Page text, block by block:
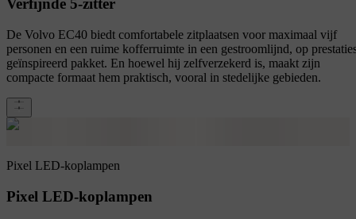
Verfijnde 5-zitter
De Volvo EC40 biedt comfortabele zitplaatsen voor maximaal vijf
personen en een ruime kofferruimte in een gestroomlijnd, op
geïnspireerd pakket. En hoewel hij zelfverzekerd is, maakt zijn
compacte formaat hem praktisch, vooral in stedelijke gebieden.
Pixel LED-koplampen
Pixel LED-koplampen